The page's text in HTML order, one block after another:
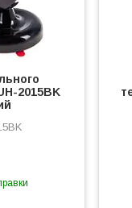
2015BK